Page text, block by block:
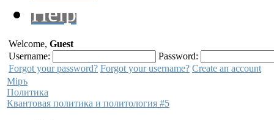
Help
Welcome, Guest
Username:
Password:
Forgot your password? Forgot your username? Create an account
Мiръ
Политика
Квантовая политика и политология #5